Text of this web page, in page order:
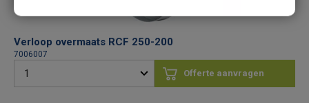
Verloop overmaats RCF 250-200
7006007
Offerte aanvragen